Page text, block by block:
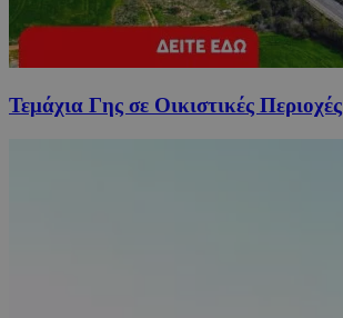
Τεμάχια Γης σε Οικιστικές Περιοχές